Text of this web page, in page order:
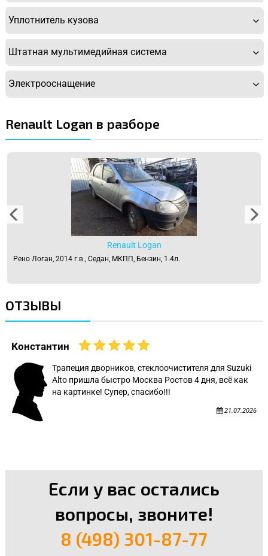
Уплотнитель кузова
Штатная мультимедийная система
Электрооснащение
Renault Logan в разборе
Renault Logan
Рено Логан, 2014 г.в., Седан, МКПП, Бензин, 1.4л.
ОТЗЫВЫ
Константин
Трапеция дворников, стеклоочистителя для Suzuki
Alto пришла быстро Москва Ростов 4 дня, всё как
на картинке! Супер, спасибо!!!
21.07.2026
Если у вас остались
вопросы, звоните!
8 (498) 301-87-77